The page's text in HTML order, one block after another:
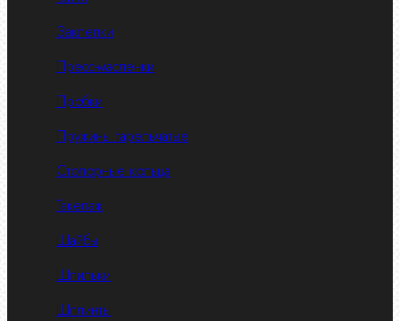
Заклепки
Пресс-масленки
Пробки
Пружины тарельчатые
Стопорные кольца
Такелаж
Шайбы
Шпильки
Шплинты